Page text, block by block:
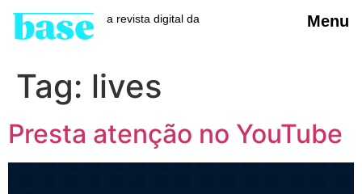
a revista digital da Menu
Tag: lives
Presta atenção no YouTube